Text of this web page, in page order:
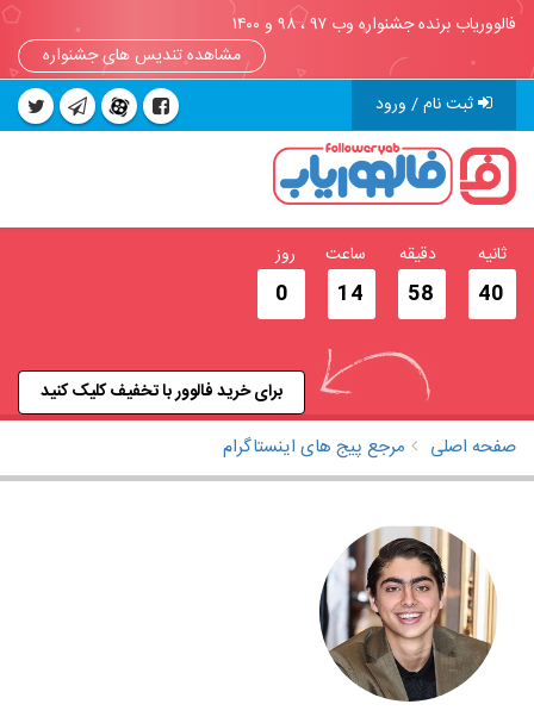
فالووریاب برنده جشنواره وب ۹۷ ، ۹۸ و ۱۴۰۰
مشاهده تندیس های جشنواره
ثبت نام / ورود
40
ثانیه
58
دقیقه
14
ساعت
0
روز
برای خرید فالوور با تخفیف کلیک کنید
صفحه اصلی مرجع پیج های اینستاگرام